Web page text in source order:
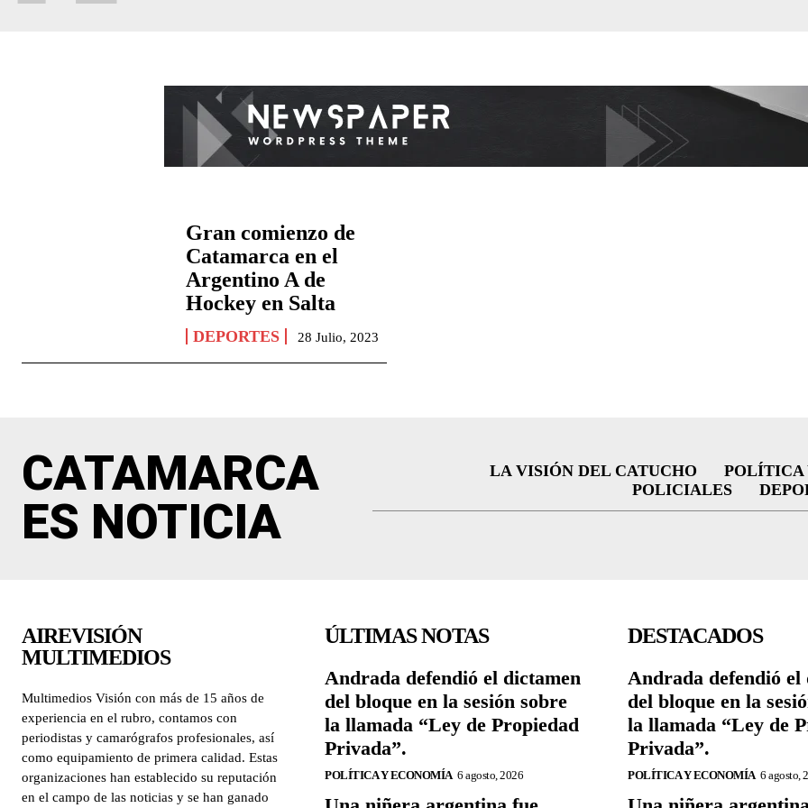
Gran comienzo de
Catamarca en el
Argentino A de
Hockey en Salta
DEPORTES 28 Julio, 2023
CATAMARCA
ES NOTICIA
LA VISIÓN DEL CATUCHO
POLÍTICA
POLICIALES
AIREVISIÓN
MULTIMEDIOS
Multimedios Visión con más de 15 años de
experiencia en el rubro, contamos con
periodistas y camarógrafos profesionales, así
como equipamiento de primera calidad. Estas
organizaciones han establecido su reputación
en el campo de las noticias y se han ganado
ÚLTIMAS NOTAS
Andrada defendió el dictamen
del bloque en la sesión sobre
la llamada “Ley de Propiedad
Privada”.
POLÍTICA Y ECONOMÍA 6 agosto, 2026
DESTACADOS
Andrada defendió el
del bloque en la
la llamada “Ley de
Privada”.
POLÍTICA Y ECONOMÍA 6 agosto,